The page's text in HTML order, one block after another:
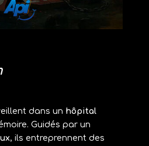
dans un hôpital
Guidés par un
, ils entreprennent des